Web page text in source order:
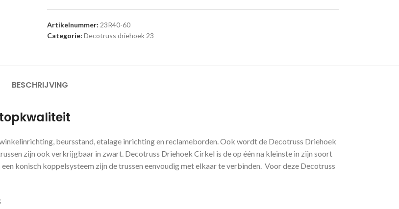
Artikelnummer: 23R40-60
Categorie: Decotruss driehoek 23
BESCHRIJVING
beursstand, etalage inrichting en reclameborden. Ook wordt de Decotruss Driehoek
zijn ook verkrijgbaar in zwart. Decotruss Driehoek Cirkel is de op één na kleinste in zijn soort
konisch koppelsysteem zijn de trussen eenvoudig met elkaar te verbinden. Voor deze Decotruss